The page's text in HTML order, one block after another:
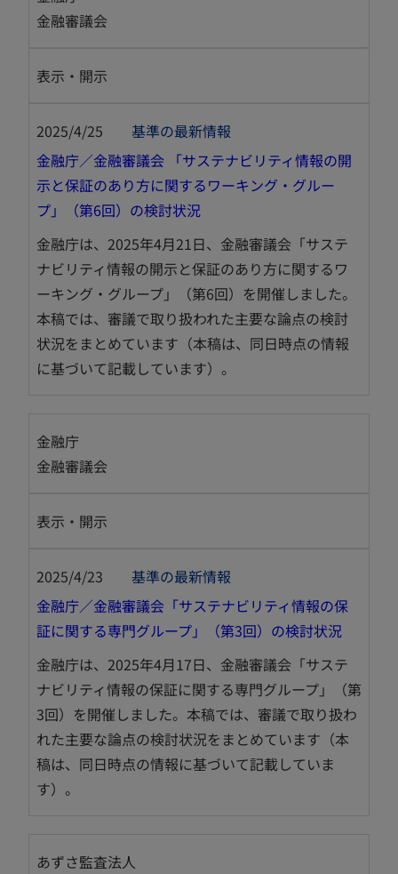
金融審議会
表示・開示
2025/4/25
基準の最新情報
金融庁／金融審議会 「サステナビリティ情報の開
示と保証のあり方に関するワーキング・グルー
プ」（第6回）の検討状況新
し
い
タ
ブ
で
開
く
金融庁は、2025年4月21日、金融審議会「サステ
ナビリティ情報の開示と保証のあり方に関するワ
ーキング・グループ」（第6回）を開催しました。
本稿では、審議で取り扱われた主要な論点の検討
状況をまとめています（本稿は、同日時点の情報
に基づいて記載しています）。
金融庁
金融審議会
表示・開示
2025/4/23
基準の最新情報
金融庁／金融審議会「サステナビリティ情報の保
証に関する専門グループ」（第3回）の検討状況新
し
い
タ
ブ
金融庁は、2025年4月17日、金融審議会「サステ
ナビリティ情報の保証に関する専門グループ」（第
3回）を開催しました。本稿では、審議で取り扱わ
れた主要な論点の検討状況をまとめています（本
稿は、同日時点の情報に基づいて記載していま
す）。
あずさ監査法人